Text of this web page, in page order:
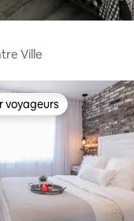
Ville
les plus
voyageurs